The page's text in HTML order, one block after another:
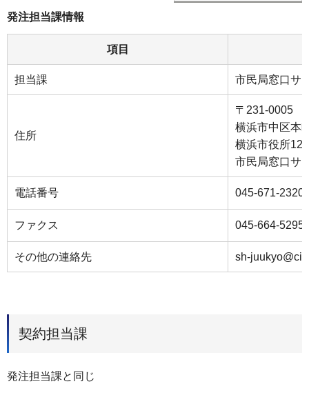
発注担当課情報
項目
担当課 市民局窓口サ
住所
〒231-0005
横浜市中区本
横浜市役所12
市⺠局窓⼝サ
電話番号 045-671-2320
ファクス 045-664-5295
その他の連絡先 sh-
契約担当課
発注担当課と同じ